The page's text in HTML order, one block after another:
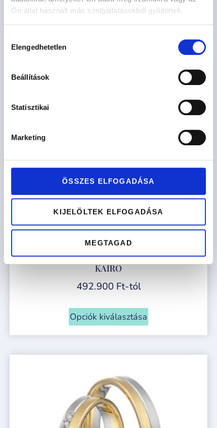
Ön által használt más szolgáltatásokból gyűjtöttek.
kiválasztása
Elengedhetetlen
Beállítások
Statisztikai
Marketing
ÖSSZES ELFOGADÁSA
KIJELÖLTEK ELFOGADÁSA
MEGTAGAD
KAIRO
492.900 Ft-tól
Opciók kiválasztása